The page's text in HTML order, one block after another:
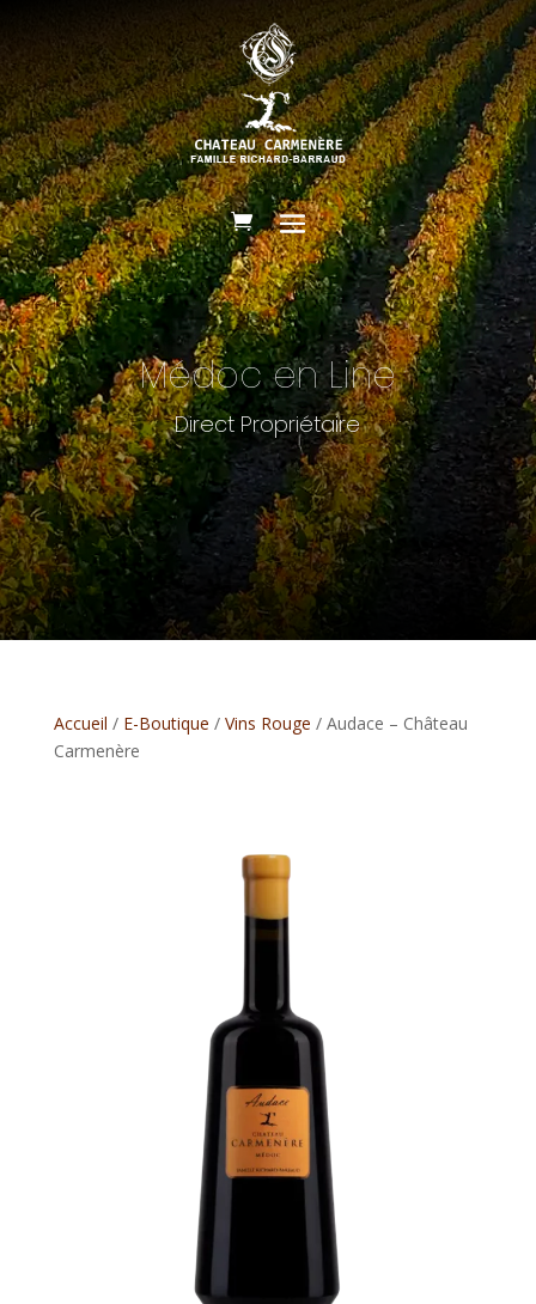
Médoc en Line
Direct Propriétaire
Accueil / E-Boutique / Vins Rouge / Audace – Château
Carmenère